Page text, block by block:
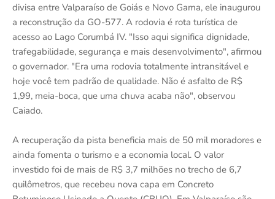
divisa entre Valparaíso de Goiás e Novo Gama, ele inaugurou
a reconstrução da GO-577. A rodovia é rota turística de
acesso ao Lago Corumbá IV. "Isso aqui significa dignidade,
trafegabilidade, segurança e mais desenvolvimento", afirmou
o governador. "Era uma rodovia totalmente intransitável e
hoje você tem padrão de qualidade. Não é asfalto de R$
1,99, meia-boca, que uma chuva acaba não", observou
Caiado.
A recuperação da pista beneficia mais de 50 mil moradores e
ainda fomenta o turismo e a economia local. O valor
investido foi de mais de R$ 3,7 milhões no trecho de 6,7
quilômetros, que recebeu nova capa em Concreto